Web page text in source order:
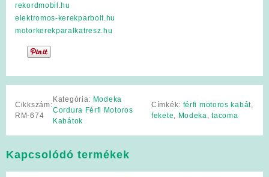
rekordmobil.hu
elektromos-kerekparbolt.hu
motorkerekparalkatresz.hu
Cikkszám:
RM-674
Kategória: Modeka
Cordura Férfi Motoros
Kabátok
Címkék: férfi motoros kabát,
fekete, Modeka,tacoma
Kapcsolódó termékek